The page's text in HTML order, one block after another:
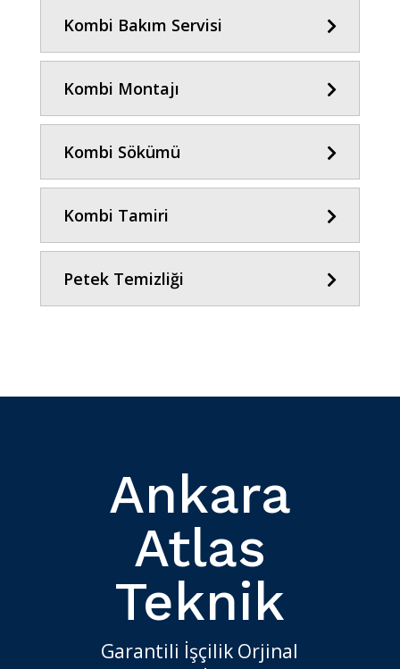
Kombi Bakım Servisi
Kombi Montajı
Kombi Sökümü
Kombi Tamiri
Petek Temizliği
Ankara
Atlas
Teknik
Garantili İşçilik Orjinal